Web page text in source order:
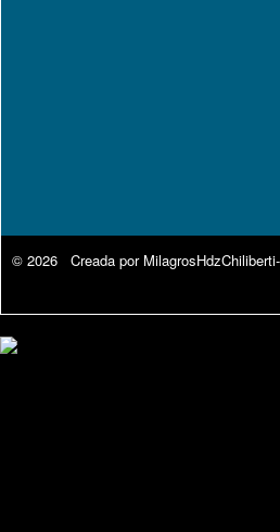
© 2026 Creada por